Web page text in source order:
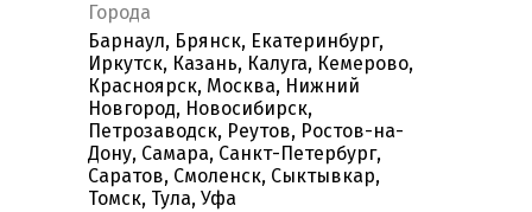
Города
Барнаул, Брянск, Екатеринбург,
Иркутск, Казань, Калуга, Кемерово,
Красноярск, Москва, Нижний
Новгород, Новосибирск,
Петрозаводск, Реутов, Ростов-на-
Дону, Самара, Санкт-Петербург,
Саратов, Смоленск, Сыктывкар,
Томск, Тула, Уфа